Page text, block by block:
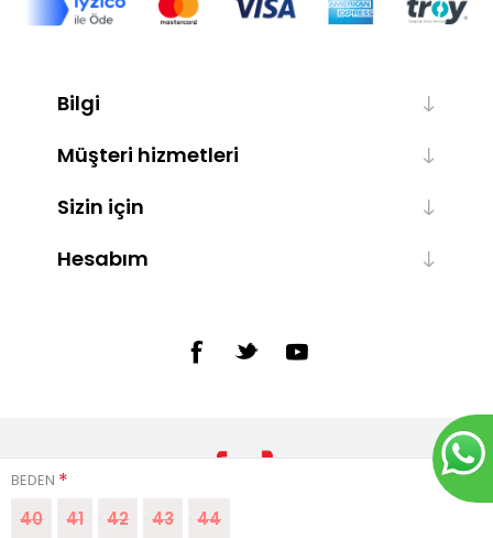
BEDEN *
40 41 42 43 44
Bilgi
Müşteri hizmetleri
Sizin için
Hesabım